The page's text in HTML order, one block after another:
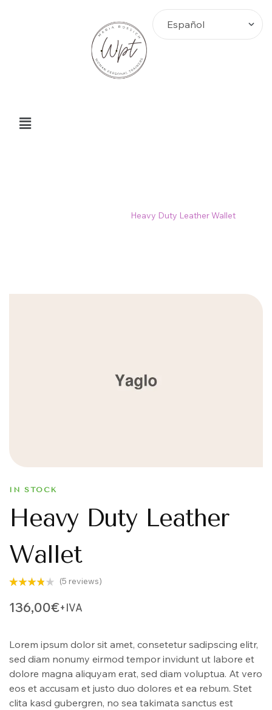
Heavy Duty Leather Wallet
IN STOCK
Heavy Duty Leather
Wallet
con 3.80
de 5 en
clientes
(5 reviews)
136,00€+IVA
Lorem ipsum dolor sit amet, consetetur sadipscing elitr,
sed diam nonumy eirmod tempor invidunt ut labore et
dolore magna aliquyam erat, sed diam voluptua. At vero
eos et accusam et justo duo dolores et ea rebum. Stet
clita kasd gubergren, no sea takimata sanctus est